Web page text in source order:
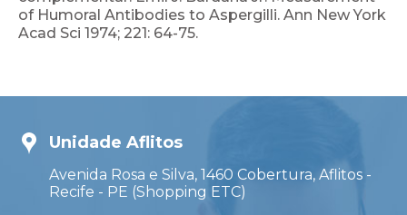
of Humoral Antibodies to Aspergilli. Ann New York
Acad Sci 1974; 221: 64-75.
Unidade Aflitos
Avenida Rosa e Silva, 1460 Cobertura, Aflitos -
Recife - PE (Shopping ETC)